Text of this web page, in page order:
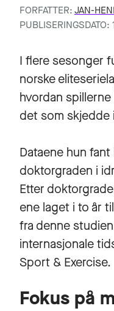
FORFATTER:JAN-
I flere sesonger
norske
hvordan
det som skjedde
Dataene hun
doktorgraden i
Etter
ene laget i to år
fra denne
internasjonale
Sport & Exercise.
Fokus på